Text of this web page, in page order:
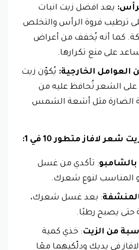
يعد افضل زيت انبات
ترطيب فروة الرأس والتخلص
كما أنه يُخفف من أعراض
على منع تكرارها.
الخارجية: يُكوّن زيت
على الشعر تُحافظ عليه من
الضارة مثل أشعة الشمس
لافاز متطور 10 في 1:
: تأكدي من غسل
المناسب لنوع شعرك.
: بعد غسل شعرك،
حتى يصبح رطبًا.
من الزيت: خذي كمية
في يديك ودلّكيهما معًا